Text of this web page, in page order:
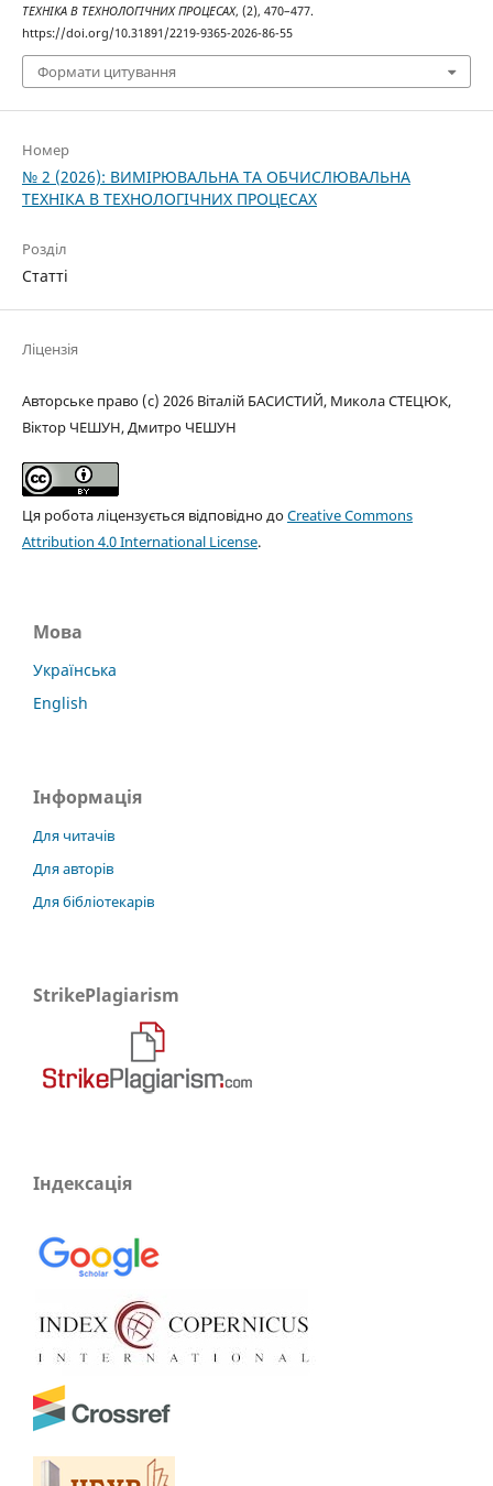
ТЕХНІКА В ТЕХНОЛОГІЧНИХ ПРОЦЕСАХ, (2), 470–477.
https://doi.org/10.31891/2219-9365-2026-86-55
Формати цитування
Номер
№ 2 (2026): ВИМІРЮВАЛЬНА ТА ОБЧИСЛЮВАЛЬНА
ТЕХНІКА В ТЕХНОЛОГІЧНИХ ПРОЦЕСАХ
Розділ
Статті
Ліцензія
Авторське право (c) 2026 Віталій БАСИСТИЙ, Микола СТЕЦЮК,
Віктор ЧЕШУН, Дмитро ЧЕШУН
Ця робота ліцензується відповідно доCreative Commons
Attribution 4.0 International License.
Мова
Українська
English
Інформація
Для читачів
Для авторів
Для бібліотекарів
StrikePlagiarism
Індексація